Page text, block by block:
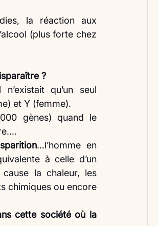
la réaction aux
(plus forte chez
?
qu’un seul
et Y (femme).
gènes) quand le
…l’homme en
à celle d’un
la chaleur, les
chimiques ou encore
cette société où la